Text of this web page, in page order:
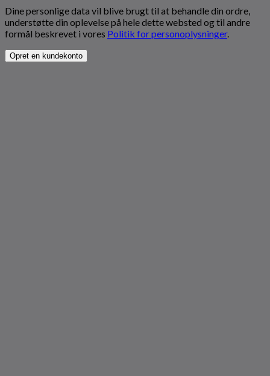
Dine personlige data vil blive brugt til at behandle din ordre,
understøtte din oplevelse på hele dette websted og til andre
formål beskrevet i vores Politik for personoplysninger.
Opret en kundekonto